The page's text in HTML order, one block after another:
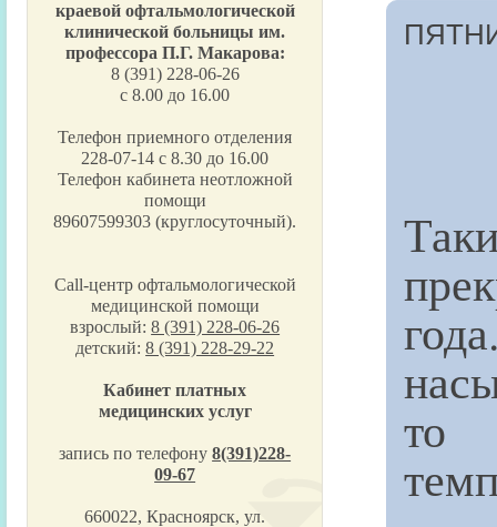
краевой офтальмологической
клинической больницы им.
профессора П.Г. Макарова:
8 (391) 228-06-26
с 8.00 до 16.00
Телефон приемного отделения
228-07-14 с 8.30 до 16.00
Телефон кабинета неотложной
помощи
89607599303 (круглосуточный).
Call-центр офтальмологической
медицинской помощи
взрослый:8 (391) 228-06-26
детский:8 (391) 228-29-22
Кабинет платных
медицинских услуг
запись по телефону8(391)228-
09-67
660022, Красноярск, ул.
то